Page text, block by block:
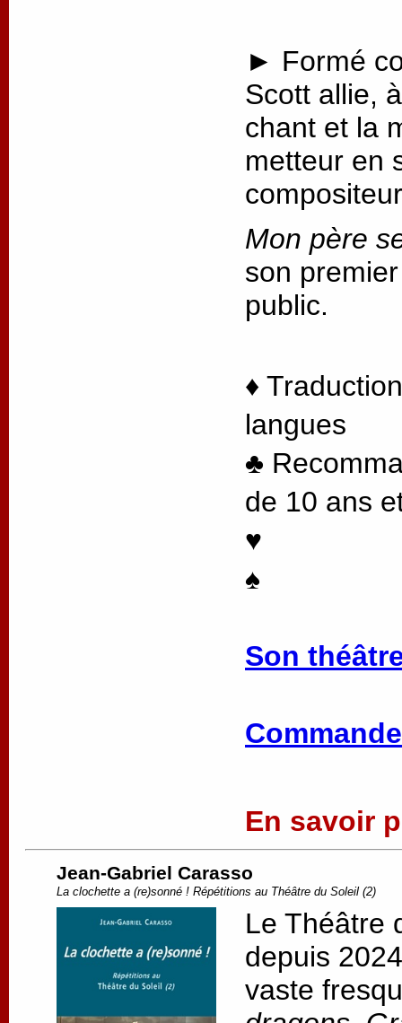
► Formé
Scott allie,
chant et la
metteur en
Mon père
son
public.
♦
langues
♣
de 10 ans
♥
♠
Son
En savoir
Jean-Gabriel Carasso
La clochette a (re)sonné ! Répétitions au Théâtre du Soleil (2)
Le Théâtre
depuis
vaste